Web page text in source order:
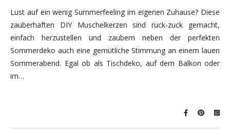
Lust auf ein wenig Summerfeeling im eigenen Zuhause? Diese
zauberhaften DIY Muschelkerzen sind ruck-zuck gemacht,
einfach herzustellen und zaubern neben der perfekten
Sommerdeko auch eine gemütliche Stimmung an einem lauen
Sommerabend. Egal ob als Tischdeko, auf dem Balkon oder
im…